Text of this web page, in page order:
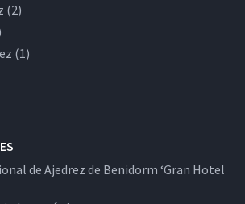
(2)
(1)
de Ajedrez de Benidorm ‘Gran Hotel